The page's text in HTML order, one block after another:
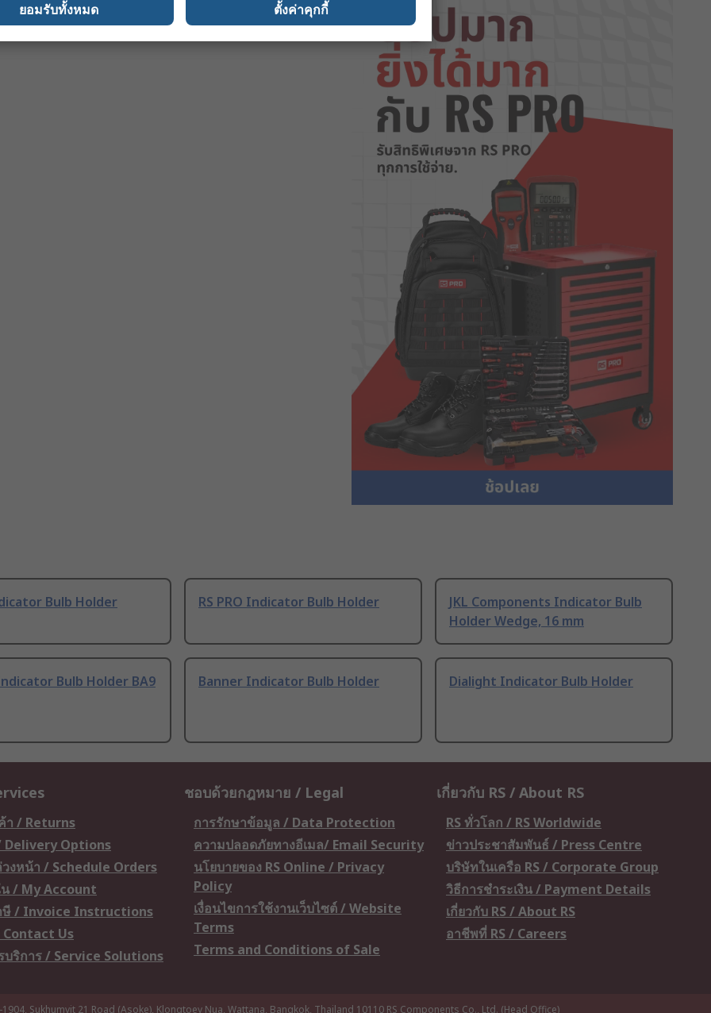
Bulb Holder
RS PRO Indicator Bulb Holder
JKL Components Indicator Bulb
Holder Wedge, 16 mm
Bulb Holder BA9 Banner Indicator Bulb Holder Dialight Indicator Bulb Holder
า / Returns
Delivery Options
งหน้า / Schedule Orders
/ My Account
ษี / Invoice Instructions
Contact Us
ริการ / Service Solutions
ชอบด้วยกฎหมาย / Legal
การรักษาข้อมูล / Data Protection
ความปลอดภัยทางอีเมล/ Email Security
นโยบายของ RS Online / Privacy
Policy
เงื่อนไขการใช้งานเว็บไซต์ / Website
Terms
Terms and Conditions of Sale
เกี่ยวกับ RS / About RS
RS ทั่วโลก / RS Worldwide
ข่าวประชาสัมพันธ์ / Press Centre
บริษัทในเครือ RS / Corporate Group
วิธีการชำระเงิน / Payment Details
เกี่ยวกับ RS / About RS
อาชีพที่ RS / Careers
Sukhumvit 21 Road (Asoke), Klongtoey Nua, Wattana, Bangkok, Thailand 10110 RS Components Co., Ltd. (Head Office)
ยอมรับทั้งหมด ตั้งค่าคุกกี้